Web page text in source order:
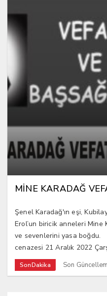
MİNE KARADAĞ
Şenel Karadağ'ın eşi,
Erol’un biricik anneleri
ve sevenlerini yasa boğdu.
cenazesi 21 Aralık 2022
SonDakika Son